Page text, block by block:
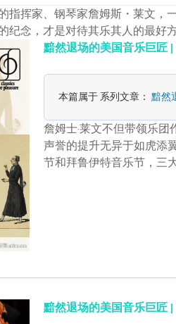
指挥家、钢琴家詹姆斯・莱文，
念，才是对待其乐其人的最好方
黯然退场的美国音乐巨匠
本篇属于 系列文章：黯然
詹姆士·莱文不但带领乐
声誉的提升无异于如虎添
节和拜鲁伊特音乐节，三
黯然退场的美国音乐巨匠 |